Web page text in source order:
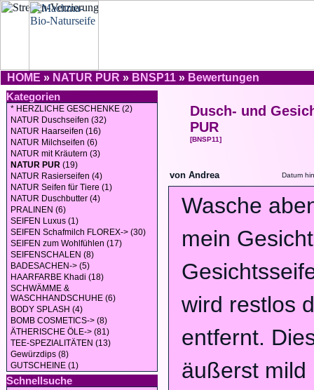
HOME » NATUR PUR » BNSP11 » Bewertungen
Kategorien
* HERZLICHE GESCHENKE (2)
NATUR Duschseifen (32)
NATUR Haarseifen (16)
NATUR Milchseifen (6)
NATUR mit Kräutern (3)
NATUR PUR (19)
NATUR Rasierseifen (4)
NATUR Seifen für Tiere (1)
NATUR Duschbutter (4)
PRALINEN (6)
SEIFEN Luxus (1)
SEIFEN Schafmilch FLOREX-> (30)
SEIFEN zum Wohlfühlen (17)
SEIFENSCHALEN (8)
BADESACHEN-> (5)
HAARFARBE Khadi (18)
SCHWÄMME &
WASCHHANDSCHUHE (6)
BODY SPLASH (4)
BOMB COSMETICS-> (8)
ÄTHERISCHE ÖLE-> (81)
TEE-SPEZIALITÄTEN (13)
Gewürzdips (8)
GUTSCHEINE (1)
Schnellsuche
Dusch- und
PUR
[BNSP11]
von Andrea Datum
Wasche
mein
wird restlos
entfernt.
äußerst mild